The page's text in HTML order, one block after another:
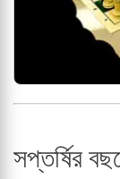
সপ্তর্ষির